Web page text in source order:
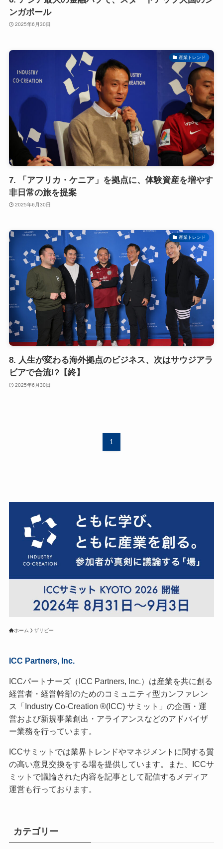
ンガポール
2025年6月30日
産業トレンド
7. 「アフリカ・ケニア」を拠点に、体験資産を増やす
非日常の旅を提案
2025年6月30日
産業トレンド
8. 人生が変わる海外拠点のビジネス、次はサウジアラ
ビアで合流!?【終】
2025年6月30日
1
ホーム ザリビー
ICC Partners, Inc.
ICCパートナーズ（ICC Partners, Inc.）は産業を共に創る
経営者・経営幹部のためのコミュニティ型カンファレン
ス「Industry Co-Creation ®(ICC) サミット」の企画・運
営および新規事業創出・アライアンスなどのアドバイザ
ー業務を行っています。
ICCサミットでは業界トレンドやマネジメントに関する質
の高い意見交換をする場を提供しています。また、ICCサ
ミットで議論された内容を記事として配信するメディア
運営も行っております。
カテゴリー